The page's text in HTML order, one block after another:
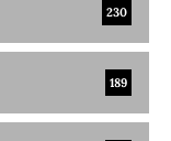
230
189